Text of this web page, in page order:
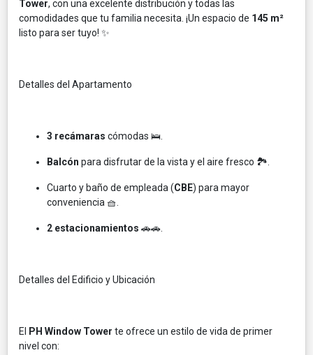
Tower, con una excelente distribución y todas las
comodidades que tu familia necesita. ¡Un espacio de 145 m²
listo para ser tuyo! ✨
Detalles del Apartamento
3 recámaras cómodas 🛌.
Balcón para disfrutar de la vista y el aire fresco 🏞️.
Cuarto y baño de empleada (CBE) para mayor
conveniencia 🧺.
2 estacionamientos 🚗🚗.
Detalles del Edificio y Ubicación
El PH Window Tower te ofrece un estilo de vida de primer
nivel con: